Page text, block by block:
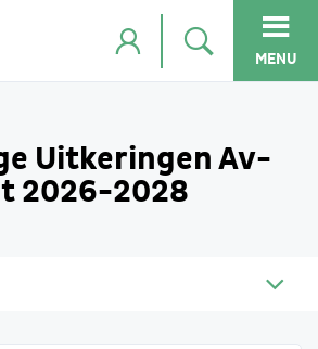
MENU
Uitkeringen Av-
2026-2028